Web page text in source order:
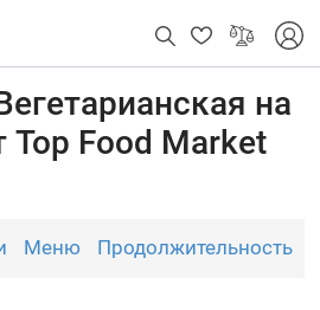
на
Top Food Market
Меню Продолжительность